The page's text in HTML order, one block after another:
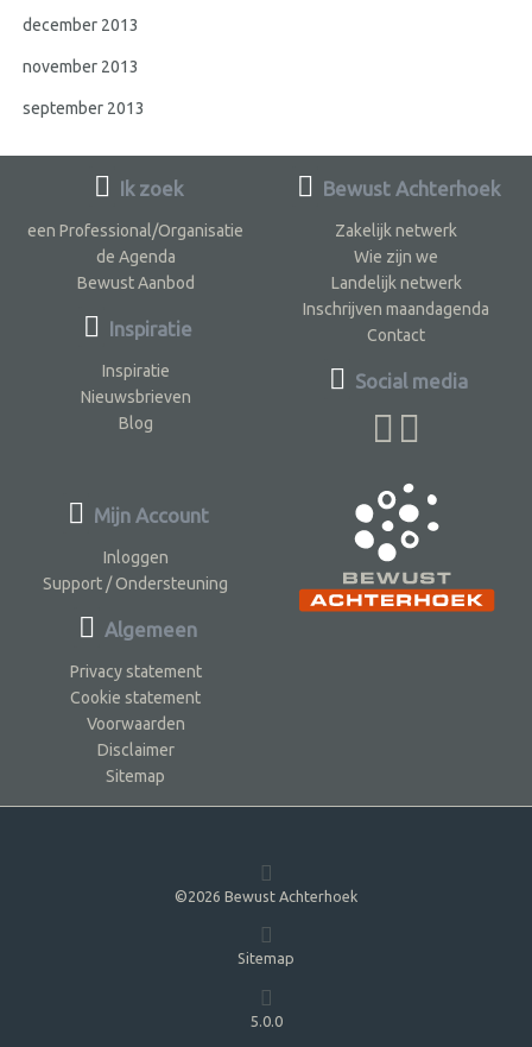
december 2013
november 2013
september 2013
Ik zoek
een Professional/Organisatie
de Agenda
Bewust Aanbod
Inspiratie
Inspiratie
Nieuwsbrieven
Blog
Bewust Achterhoek
Zakelijk netwerk
Wie zijn we
Landelijk netwerk
Inschrijven maandagenda
Contact
Social media
Mijn Account
Inloggen
Support / Ondersteuning
Algemeen
Privacy statement
Cookie statement
Voorwaarden
Disclaimer
Sitemap
©2026 Bewust Achterhoek
Sitemap
5.0.0